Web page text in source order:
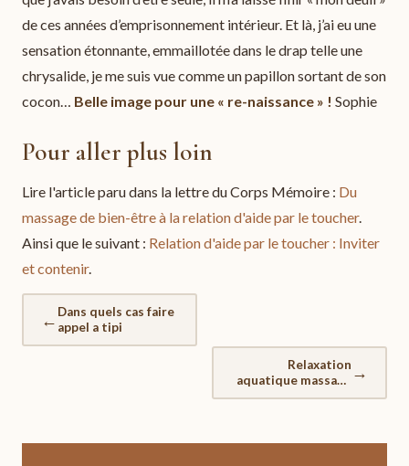
de ces années d’emprisonnement intérieur. Et là, j’ai eu une
sensation étonnante, emmaillotée dans le drap telle une
chrysalide, je me suis vue comme un papillon sortant de son
cocon… Belle image pour une « re-naissance » ! Sophie
Pour aller plus loin
Lire l'article paru dans la lettre du Corps Mémoire : Du
massage de bien-être à la relation d'aide par le toucher.
Ainsi que le suivant : Relation d'aide par le toucher : Inviter
et contenir.
← Dans quels cas faire
appel a tipi
Relaxation
aquatique massage
en eau chaude
→